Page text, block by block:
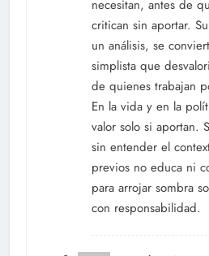
necesitan, antes de
critican sin aportar.
un análisis, se
simplista que
de quienes trabajan
En la vida y en la
valor solo si aportan.
sin entender el
previos no educa ni
para arrojar sombra
con responsabilidad.